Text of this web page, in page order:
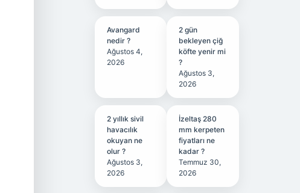
Avangard
nedir ?
Ağustos 4,
2026
2 gün
bekleyen çiğ
köfte yenir mi
?
Ağustos 3,
2026
2 yıllık sivil
havacılık
okuyan ne
olur ?
Ağustos 3,
2026
İzeltaş 280
mm kerpeten
fiyatları ne
kadar ?
Temmuz 30,
2026